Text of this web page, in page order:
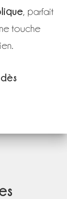
, parfait
touche